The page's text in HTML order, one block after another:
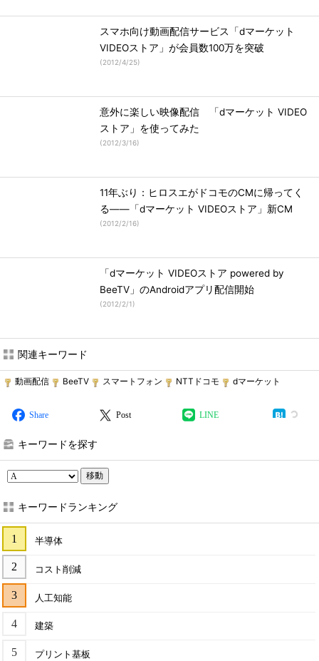
スマホ向け動画配信サービス「dマーケット
VIDEOストア」が会員数100万を突破
(2012/4/25)
意外に楽しい映像配信 「dマーケット VIDEO
ストア」を使ってみた
(2012/3/16)
11年ぶり：ヒロスエがドコモのCMに帰ってく
る――「dマーケット VIDEOストア」新CM
(2012/2/16)
「dマーケット VIDEOストア powered by
BeeTV」のAndroidアプリ配信開始
(2012/2/1)
関連キーワード
動画配信 BeeTV スマートフォン NTTドコモ dマーケット
Share Post LINE
キーワードを探す
移動
キーワードランキング
半導体
コスト削減
人工知能
建築
プリント基板